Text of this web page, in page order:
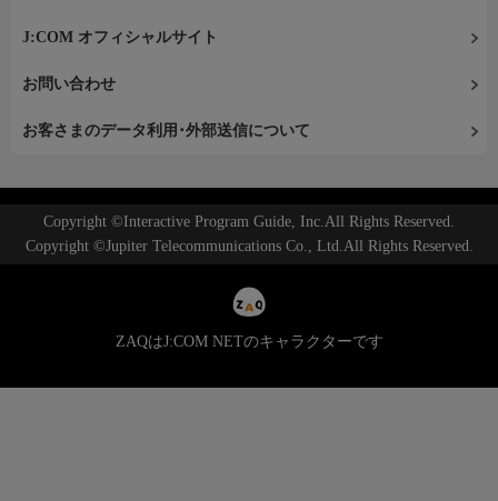
J:COM オフィシャルサイト
お問い合わせ
お客さまのデータ利用･外部送信について
Copyright ©Interactive Program Guide, Inc.All Rights Reserved.
Copyright ©Jupiter Telecommunications Co., Ltd.All Rights Reserved.
ZAQはJ:COM NETのキャラクターです